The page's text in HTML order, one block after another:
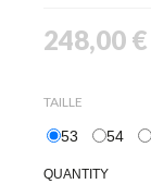
248,00 €
TAILLE
53 54
QUANTITY